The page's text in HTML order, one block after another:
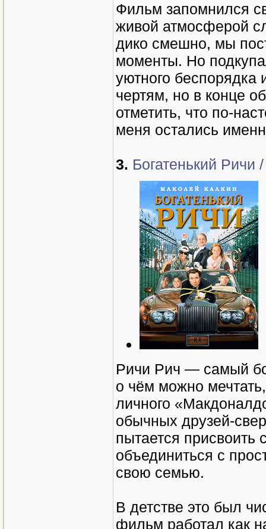
Фильм запомнился
живой атмосферой
дико смешно, мы
моменты. Но
уютного беспорядка
чертям, но в конце
отметить, что по-
меня остались
3. Богатенький Ричи
Ричи Рич — самый
о чём можно
личного
обычных друзей-
пытается присвоить
объединиться с
свою семью.
В детстве это был
фильм работал как